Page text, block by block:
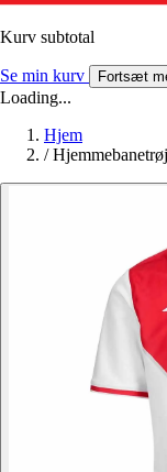
Kurv subtotal
Se min kurv Fortsæt
Loading...
Hjem
/